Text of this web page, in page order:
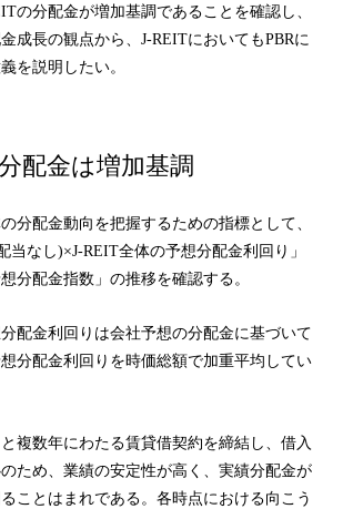
の分配金が増加基調であることを確認し、
成長の観点から、J-REITにおいてもPBRに
を説明したい。
配金は増加基調
分配金動向を把握するための指標として、
当なし)×J-REIT全体の予想分配金利回り」
分配金指数」の推移を確認する。
配金利回りは会社予想の分配金に基づいて
分配金利回りを時価総額で加重平均してい
複数年にわたる賃貸借契約を締結し、借入
ため、業績の安定性が高く、実績分配金が
ことはまれである。各時点における向こう